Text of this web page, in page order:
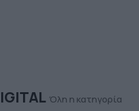
Όλη η κατηγορία